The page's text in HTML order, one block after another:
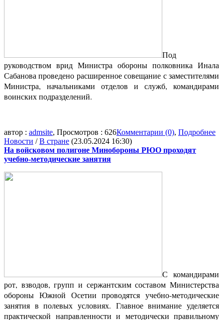
Под
руководством врид Министра обороны полковника Инала
Сабанова проведено расширенное совещание с заместителями
Министра, начальниками отделов и служб, командирами
воинских подразделений.
автор : admsite, Просмотров : 626Комментарии (0), Подробнее
Новости /В стране (23.05.2024 16:30)
На войсковом полигоне Минобороны РЮО проходят
учебно-методические занятия
С командирами
рот, взводов, групп и сержантским составом Министерства
обороны Южной Осетии проводятся учебно-методические
занятия в полевых условиях. Главное внимание уделяется
практической направленности и методически правильному